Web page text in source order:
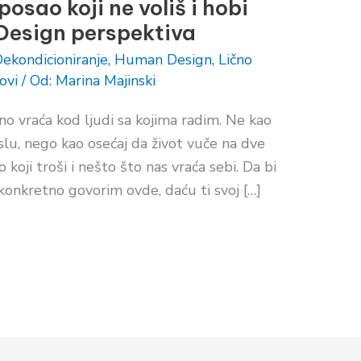
koji ne voliš i hobi
perspektiva
, Human Design, Lično
/ Od: Marina Majinski
vraća kod ljudi sa kojima radim. Ne kao
nego kao osećaj da život vuče na dve
troši i nešto što nas vraća sebi. Da bi
govorim ovde, daću ti svoj […]